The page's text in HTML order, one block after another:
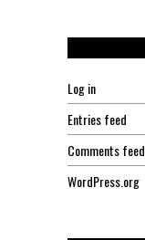
Log in
Entries feed
Comments feed
WordPress.org